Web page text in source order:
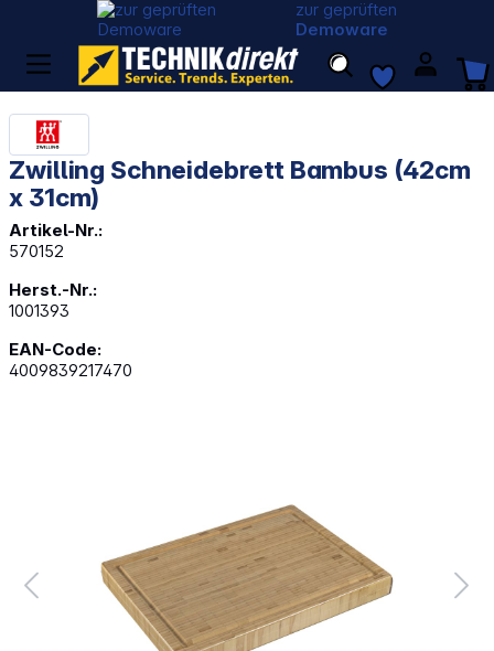
zur geprüften
Demoware
Zwilling Schneidebrett Bambus (42cm
x 31cm)
Artikel-Nr.:
570152
Herst.-Nr.:
1001393
EAN-Code:
4009839217470